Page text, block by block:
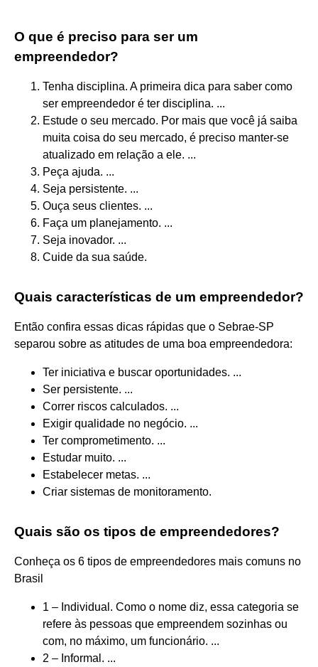
O que é preciso para ser um
empreendedor?
Tenha disciplina. A primeira dica para saber como
ser empreendedor é ter disciplina. ...
Estude o seu mercado. Por mais que você já saiba
muita coisa do seu mercado, é preciso manter-se
atualizado em relação a ele. ...
Peça ajuda. ...
Seja persistente. ...
Ouça seus clientes. ...
Faça um planejamento. ...
Seja inovador. ...
Cuide da sua saúde.
Quais características de um empreendedor?
Então confira essas dicas rápidas que o Sebrae-SP
separou sobre as atitudes de uma boa empreendedora:
Ter iniciativa e buscar oportunidades. ...
Ser persistente. ...
Correr riscos calculados. ...
Exigir qualidade no negócio. ...
Ter comprometimento. ...
Estudar muito. ...
Estabelecer metas. ...
Criar sistemas de monitoramento.
Quais são os tipos de empreendedores?
Conheça os 6 tipos de empreendedores mais comuns no
Brasil
1 – Individual. Como o nome diz, essa categoria se
refere às pessoas que empreendem sozinhas ou
com, no máximo, um funcionário. ...
2 – Informal. ...